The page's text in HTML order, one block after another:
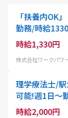
「扶養内OK
勤務/時給
時給1,330円
株式会社ワークパワ
理学療法士/
可能!週1日～
中/採用強化中
時給2,000円